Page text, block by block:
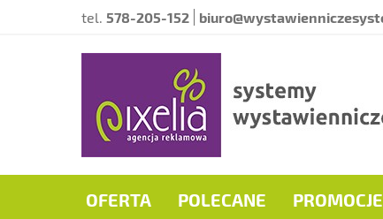
tel. 578-205-152
OFERTA POLECANE PROMOCJE